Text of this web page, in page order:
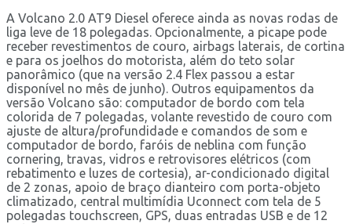
A Volcano 2.0 AT9 Diesel oferece ainda as novas rodas de
liga leve de 18 polegadas. Opcionalmente, a picape pode
receber revestimentos de couro, airbags laterais, de cortina
e para os joelhos do motorista, além do teto solar
panorâmico (que na versão 2.4 Flex passou a estar
disponível no mês de junho). Outros equipamentos da
versão Volcano são: computador de bordo com tela
colorida de 7 polegadas, volante revestido de couro com
ajuste de altura/profundidade e comandos de som e
computador de bordo, faróis de neblina com função
cornering, travas, vidros e retrovisores elétricos (com
rebatimento e luzes de cortesia), ar-condicionado digital
de 2 zonas, apoio de braço dianteiro com porta-objeto
climatizado, central multimídia Uconnect com tela de 5
polegadas touchscreen, GPS, duas entradas USB e de 12